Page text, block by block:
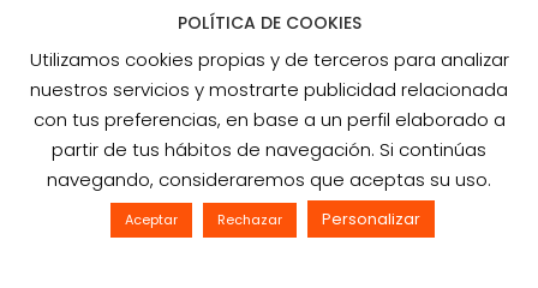
SLOPD
Aviso Legal
Política de cookies
Política de privacidad
POLÍTICA DE COOKIES
Utilizamos cookies propias y de terceros para analizar
nuestros servicios y mostrarte publicidad relacionada
con tus preferencias, en base a un perfil elaborado a
partir de tus hábitos de navegación. Si continúas
navegando, consideraremos que aceptas su uso.
Aceptar Rechazar Personalizar